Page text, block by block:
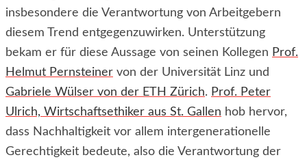
insbesondere die Verantwortung von Arbeitgebern
diesem Trend entgegenzuwirken. Unterstützung
bekam er für diese Aussage von seinen Kollegen Prof.
Helmut Pernsteiner von der Universität Linz und
Gabriele Wülser von der ETH Zürich. Prof. Peter
Ulrich, Wirtschaftsethiker aus St. Gallen hob hervor,
dass Nachhaltigkeit vor allem intergenerationelle
Gerechtigkeit bedeute, also die Verantwortung der